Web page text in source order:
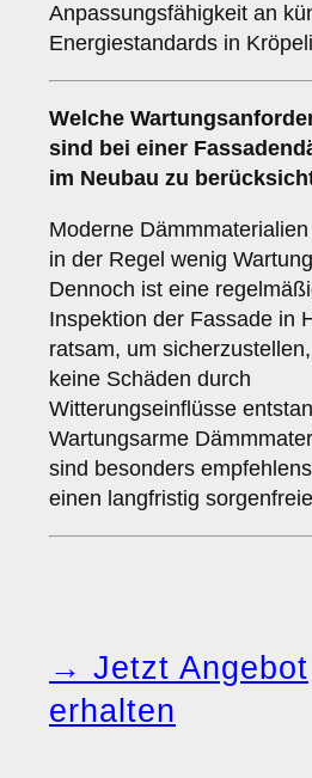
Anpassungsfähigkeit an
Energiestandards in
Welche
sind bei einer
im Neubau zu
Moderne
in der Regel wenig
Dennoch ist eine
Inspektion der Fassade in
ratsam, um
keine Schäden durch
Witterungseinflüsse
Wartungsarme
sind besonders
einen langfristig
→ Jetzt Angebot
erhalten